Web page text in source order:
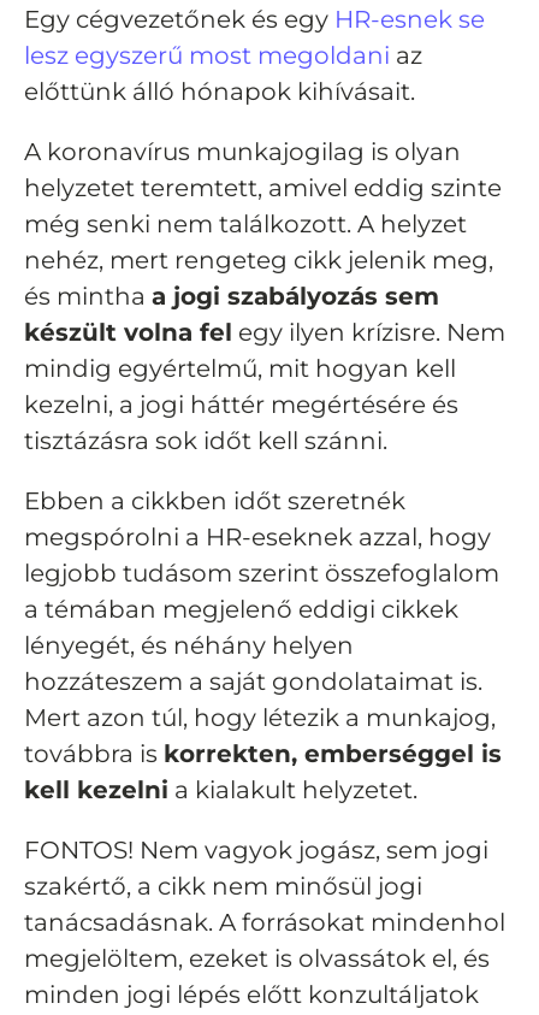
Egy cégvezetőnek és egy HR-esnek se
lesz egyszerű most megoldani az
előttünk álló hónapok kihívásait.
A koronavírus munkajogilag is olyan
helyzetet teremtett, amivel eddig szinte
még senki nem találkozott. A helyzet
nehéz, mert rengeteg cikk jelenik meg,
és mintha a jogi szabályozás sem
készült volna fel egy ilyen krízisre. Nem
mindig egyértelmű, mit hogyan kell
kezelni, a jogi háttér megértésére és
tisztázásra sok időt kell szánni.
Ebben a cikkben időt szeretnék
megspórolni a HR-eseknek azzal, hogy
legjobb tudásom szerint összefoglalom
a témában megjelenő eddigi cikkek
lényegét, és néhány helyen
hozzáteszem a saját gondolataimat is.
Mert azon túl, hogy létezik a munkajog,
továbbra is korrekten, emberséggel is
kell kezelni a kialakult helyzetet.
FONTOS! Nem vagyok jogász, sem jogi
szakértő, a cikk nem minősül jogi
tanácsadásnak. A forrásokat mindenhol
megjelöltem, ezeket is olvassátok el, és
minden jogi lépés előtt konzultáljatok